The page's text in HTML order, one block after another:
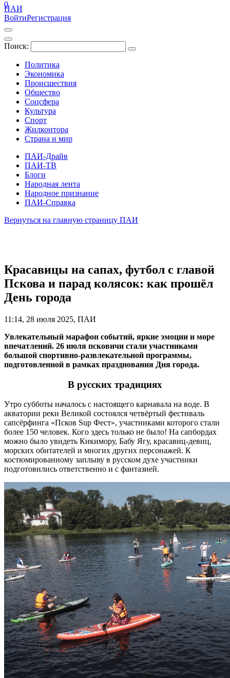
ПАИ
ВойтиРегистрация
Поиск:
Политика
Экономика
Происшествия
Общество
Соцсфера
Культура
Спорт
Жилконтора
Страна и мир
ПАИ-Драйв
ПАИ-ТВ
Блоги
Народная лента
Народное признание
ПАИ-Справка
0
Вернуться на главную страницу ПАИ
Красавицы на сапах, футбол с главой
Пскова и парад колясок: как прошёл
День города
11:14, 28 июля 2025, ПАИ
Увлекательный марафон событий, яркие эмоции и море
впечатлений. 26 июля псковичи стали участниками
большой спортивно-развлекательной программы,
подготовленной в рамках празднования Дня города.
В русских традициях
Утро субботы началось с настоящего карнавала на воде. В
акватории реки Великой состоялся четвёртый фестиваль
сапсёрфинга «Псков Sup Фест», участниками которого стали
более 150 человек. Кого здесь только не было! На сапбордах
можно было увидеть Кикимору, Бабу Ягу, красавиц-девиц,
морских обитателей и многих других персонажей. К
костюмированному заплыву в русском духе участники
подготовились ответственно и с фантазией.